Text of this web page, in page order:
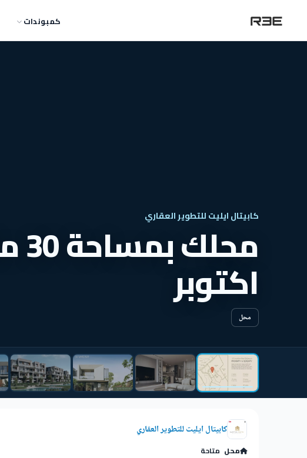
كمبوندات
كابيتال ايليت للتطوير العقاري
اكتوبر
محل
كابيتال ايليت للتطوير العقاري
محل متاحة